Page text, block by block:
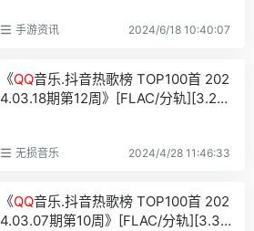
手游资讯 2024/6/18 10:40:07
《QQ音乐.抖音热歌榜 TOP100首 202
4.03.18期第12周》[FLAC/分轨][3.2G
无损音乐 2024/4/28 11:46:33
《QQ音乐.抖音热歌榜 TOP100首 202
4.03.07期第10周》[FLAC/分轨][3.3G